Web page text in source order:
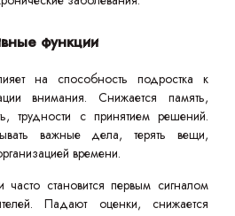
функции
на способность подростка к
внимания. Снижается память,
трудности с принятием решений.
важные дела, терять вещи,
времени.
часто становится первым сигналом
Падают оценки, снижается